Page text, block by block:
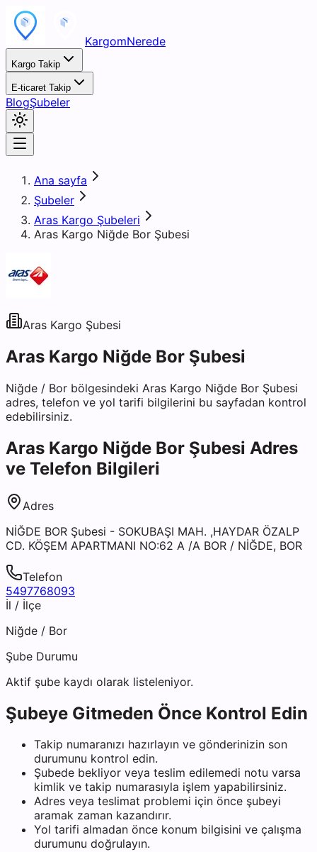
KargomNerede
Kargo Takip
E-ticaret Takip
BlogŞubeler
Ana sayfa
Şubeler
Aras Kargo Şubeleri
Aras Kargo Niğde Bor Şubesi
Aras Kargo Şubesi
Aras Kargo Niğde Bor Şubesi
Niğde / Bor bölgesindeki Aras Kargo Niğde Bor Şubesi
adres, telefon ve yol tarifi bilgilerini bu sayfadan kontrol
edebilirsiniz.
Aras Kargo Niğde Bor Şubesi Adres
ve Telefon Bilgileri
Adres
NİĞDE BOR Şubesi - SOKUBAŞI MAH. ,HAYDAR ÖZALP
CD. KÖŞEM APARTMANI NO:62 A /A BOR / NİĞDE, BOR
Telefon
5497768093
İl / İlçe
Niğde / Bor
Şube Durumu
Aktif şube kaydı olarak listeleniyor.
Şubeye Gitmeden Önce Kontrol Edin
Takip numaranızı hazırlayın ve gönderinizin son
durumunu kontrol edin.
Şubede bekliyor veya teslim edilemedi notu varsa
kimlik ve takip numarasıyla işlem yapabilirsiniz.
Adres veya teslimat problemi için önce şubeyi
aramak zaman kazandırır.
Yol tarifi almadan önce konum bilgisini ve çalışma
durumunu doğrulayın.